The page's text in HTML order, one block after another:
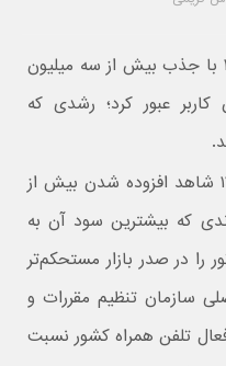
بازار تلفن همراه ایران در پاییز ۱۴۰۴ با جذب بیش از سه میلیون
از مرز ۱۶۸ میلیون کاربر عبور کرد؛ رشدی که
بازار تلفن همراه ایران در پاییز ۱۴۰۴ شاهد افزوده شدن بیش از
که بیشترین سود آن به
را در صدر بازار مستحکم‌تر
سازمان تنظیم مقررات و
فعال تلفن همراه کشور نسبت